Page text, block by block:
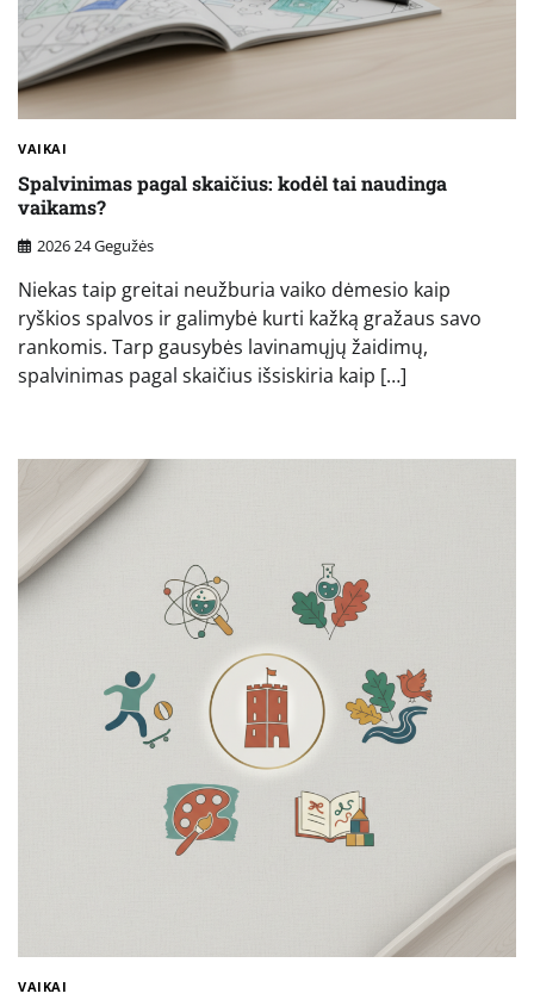
VAIKAI
Spalvinimas pagal skaičius: kodėl tai naudinga
vaikams?
2026 24 Gegužės
Niekas taip greitai neužburia vaiko dėmesio kaip
ryškios spalvos ir galimybė kurti kažką gražaus savo
rankomis. Tarp gausybės lavinamųjų žaidimų,
spalvinimas pagal skaičius išsiskiria kaip […]
VAIKAI